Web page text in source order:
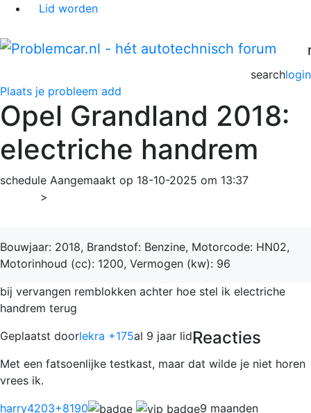
Lid worden
login
search
Plaats je probleem add
Opel Grandland 2018:
electriche handrem
schedule Aangemaakt op 18-10-2025 om 13:37
>
Bouwjaar: 2018, Brandstof: Benzine, Motorcode: HN02,
Motorinhoud (cc): 1200, Vermogen (kw): 96
bij vervangen remblokken achter hoe stel ik electriche
handrem terug
Geplaatst doorlekra +175al 9 jaar lidReacties
Met een fatsoenlijke testkast, maar dat wilde je niet horen
vrees ik.
harry4203+8190
9 maanden